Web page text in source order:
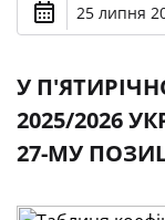
25 липня
У
2025/2026
27-МУ